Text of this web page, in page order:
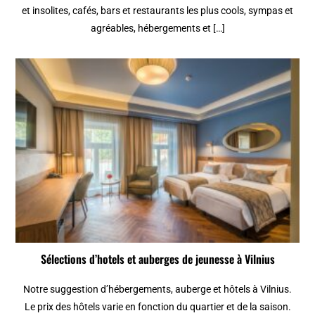
et insolites, cafés, bars et restaurants les plus cools, sympas et
agréables, hébergements et […]
Sélections d’hotels et auberges de jeunesse à Vilnius
Notre suggestion d’hébergements, auberge et hôtels à Vilnius.
Le prix des hôtels varie en fonction du quartier et de la saison.